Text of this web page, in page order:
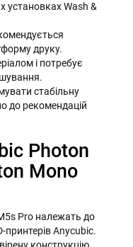
установках Wash &
друку.
і потребує
стабільну
до рекомендацій
Photon
Mono
Pro належать до
принтерів Anycubic.